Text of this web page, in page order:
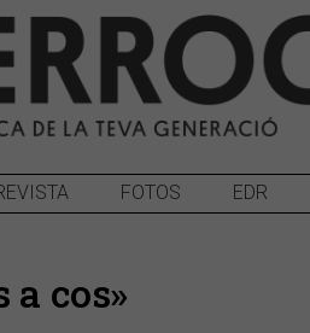
FOTOS EDR
a cos»